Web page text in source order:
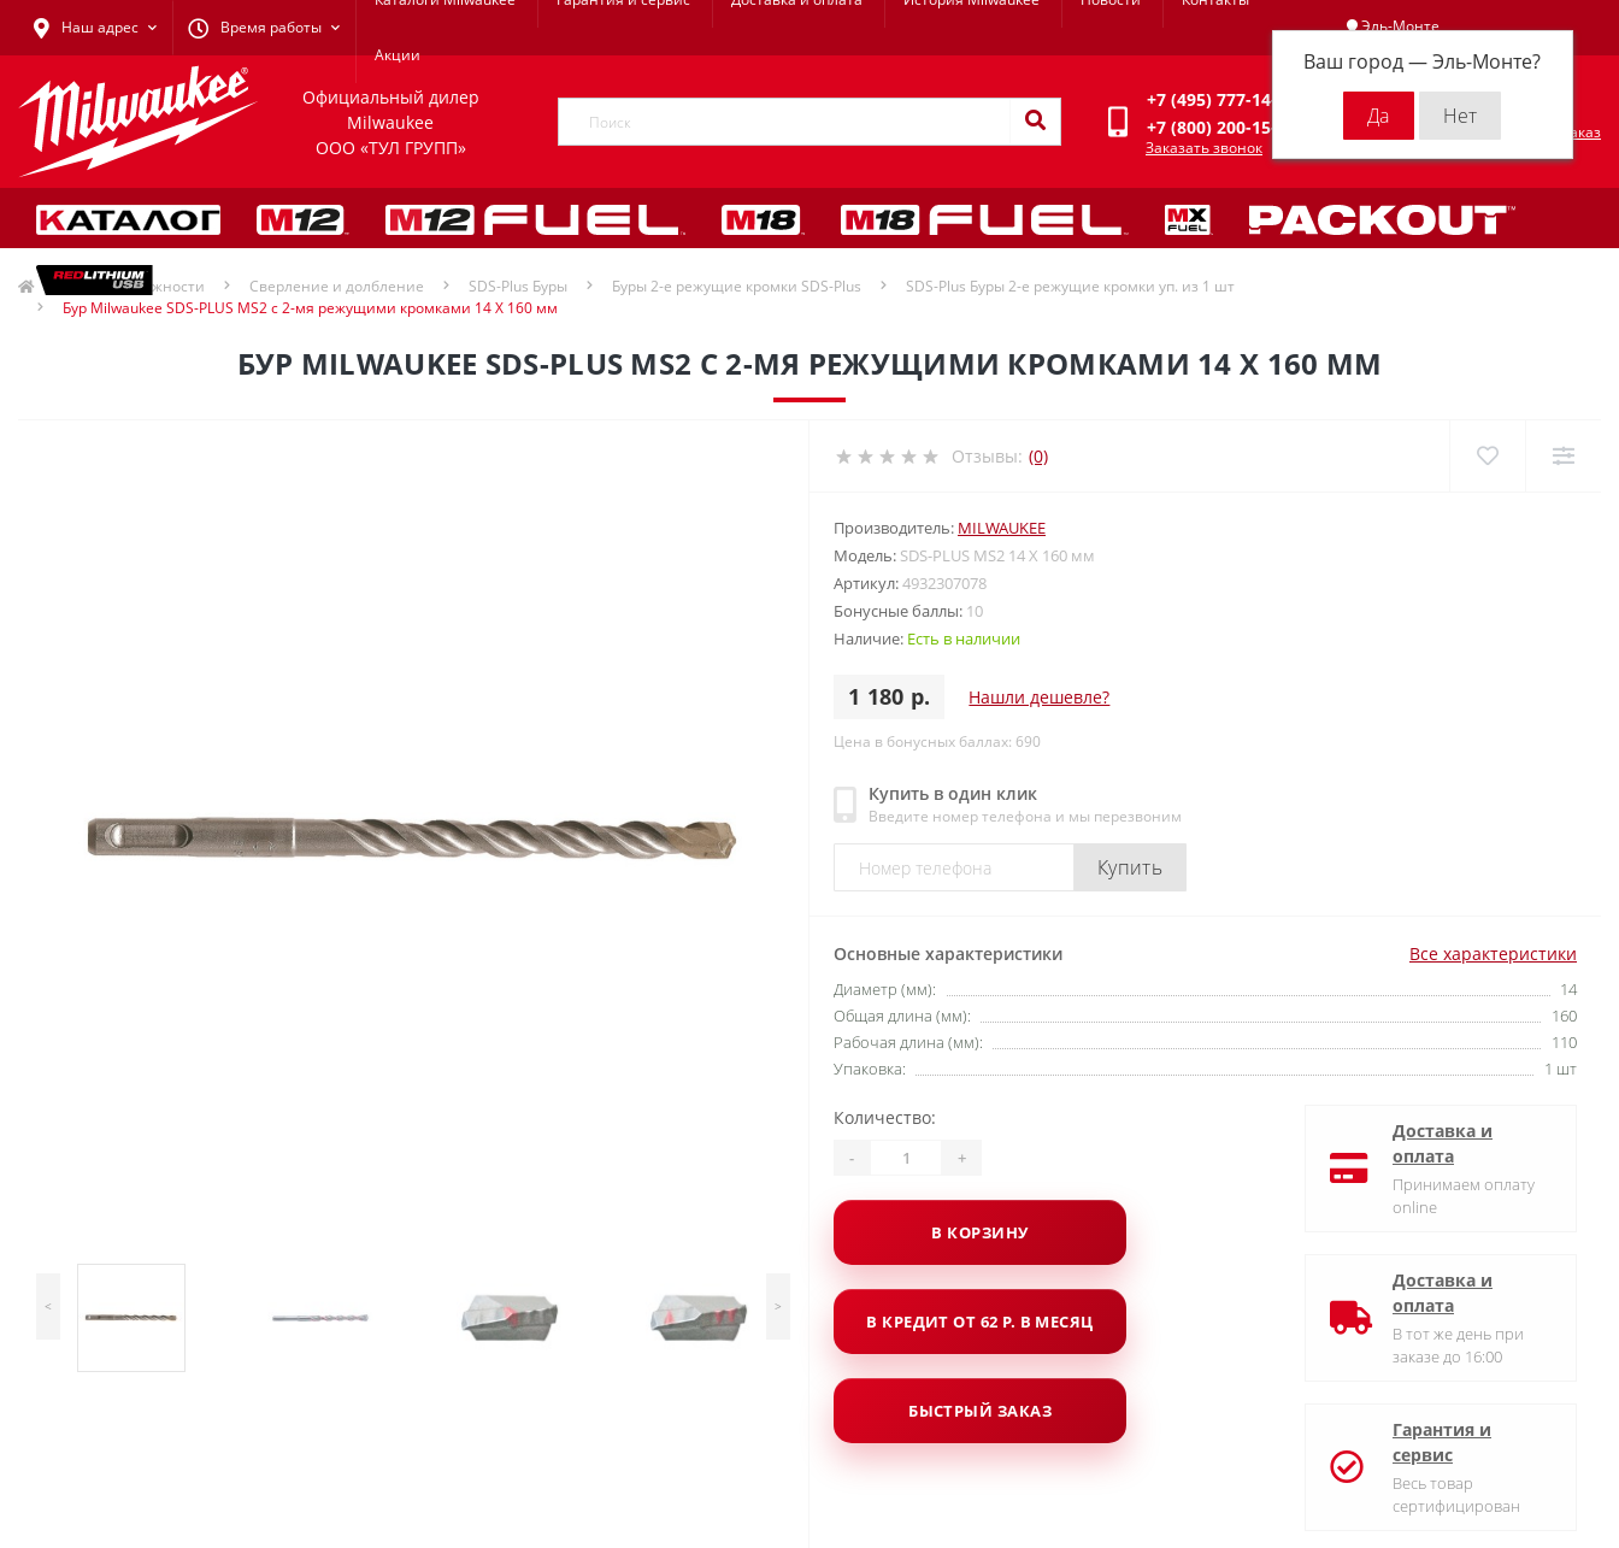
Наш адрес Время работы
Акции
Эль-Монте
Ваш город —Эль-Монте?
Личный кабинет
Официальный дилер
Milwaukee
ООО «ТУЛ ГРУПП»
+7 (495) 777-14-94
+7 (800) 200-15-94
Заказать звонок
Оформить заказ
Принадлежности Сверление и долбление SDS-Plus Буры Буры 2-е режущие кромки SDS-Plus
SDS-Plus Буры 2-е режущие кромки уп. из 1 шт
Бур Milwaukee SDS-PLUS MS2 с 2-мя режущими кромками 14 X 160 мм
БУР MILWAUKEE SDS-PLUS MS2 С 2-МЯ РЕЖУЩИМИ КРОМКАМИ 14 X 160 ММ
< >
Отзывы: (0)
Производитель: MILWAUKEE
Модель: SDS-PLUS MS2 14 X 160 мм
Артикул:4932307078
Бонусные баллы: 10
Наличие: Есть в наличии
1 180 р. Нашли дешевле?
Цена в бонусных баллах: 690
Купить в один клик
Введите номер телефона и мы перезвоним
Купить
Основные характеристики Все характеристики
Диаметр (мм):
14
Общая длина (мм):
160
Рабочая длина (мм):
110
Упаковка:
1 шт
Количество:
- +
В КОРЗИНУ
В КРЕДИТ ОТ 62 Р. В МЕСЯЦ
БЫСТРЫЙ ЗАКАЗ
Доставка и
оплата
Принимаем оплату
online
Доставка и
оплата
В тот же день при
заказе до 16:00
Гарантия и
сервис
Весь товар
сертифицирован